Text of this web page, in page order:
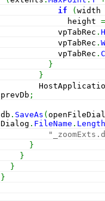
if
(
height
vpTabRec .
vpTabRec .
vpTabRec .
}
}
prevDb ;
db . SaveAs (
Dialog . FileName .
}
}
}
}